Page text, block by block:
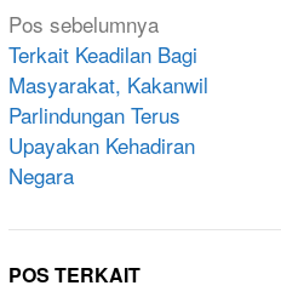
Navigasi
pos
Pos sebelumnya
Terkait Keadilan Bagi
Masyarakat, Kakanwil
Parlindungan Terus
Upayakan Kehadiran
Negara
POS TERKAIT